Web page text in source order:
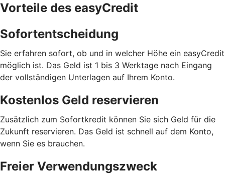
Vorteile des easyCredit
Sofortentscheidung
Sie erfahren sofort, ob und in welcher Höhe ein easyCredit
möglich ist. Das Geld ist 1 bis 3 Werktage nach Eingang
der vollständigen Unterlagen auf Ihrem Konto.
Kostenlos Geld reservieren
Zusätzlich zum Sofortkredit können Sie sich Geld für die
Zukunft reservieren. Das Geld ist schnell auf dem Konto,
wenn Sie es brauchen.
Freier Verwendungszweck